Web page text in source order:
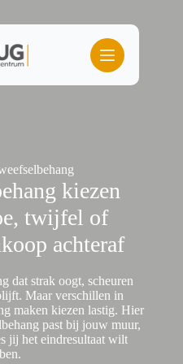
kiezen
twijfel of
achteraf
dat strak oogt, scheuren
Maar verschillen in
maken kiezen lastig. Hier
past bij jouw muur,
jij het eindresultaat wilt